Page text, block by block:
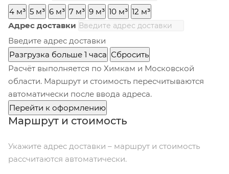
4 м³ 5 м³ 6 м³ 7 м³ 9 м³ 10 м³ 12 м³
Адрес доставки
Введите адрес доставки
Разгрузка больше 1 часа Сбросить
Расчёт выполняется по Химкам и Московской
области. Маршрут и стоимость пересчитываются
автоматически после ввода адреса.
Перейти к оформлению
Маршрут и стоимость
Укажите адрес доставки – маршрут и стоимость
рассчитаются автоматически.